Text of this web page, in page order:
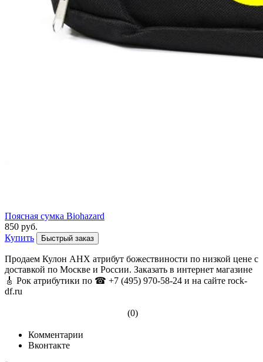
Поясная сумка Biohazard
850 руб.
Купить
Быстрый заказ
Продаем Кулон АНХ атрибут божествиности по низкой цене с
доставкой по Москве и России. Заказать в интернет магазине
🎸 Рок атрибутики по ☎ +7 (495) 970-58-24 и на сайте rock-
df.ru
(0)
Комментарии
Вконтакте